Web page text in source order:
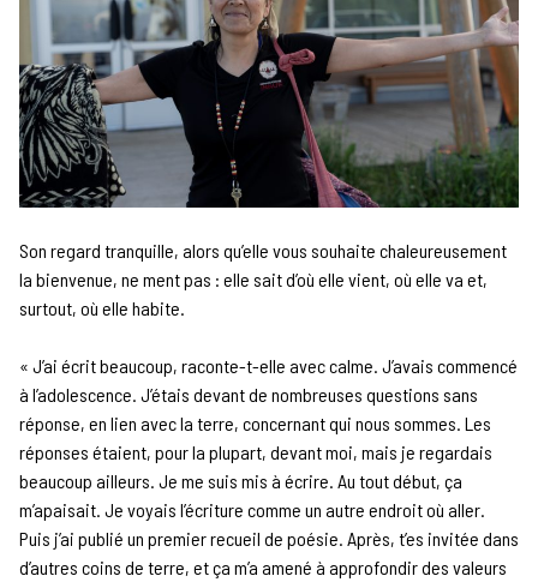
Son regard tranquille, alors qu’elle vous souhaite chaleureusement
la bienvenue, ne ment pas : elle sait d’où elle vient, où elle va et,
surtout, où elle habite.
« J’ai écrit beaucoup, raconte-t-elle avec calme. J’avais commencé
à l’adolescence. J’étais devant de nombreuses questions sans
réponse, en lien avec la terre, concernant qui nous sommes. Les
réponses étaient, pour la plupart, devant moi, mais je regardais
beaucoup ailleurs. Je me suis mis à écrire. Au tout début, ça
m’apaisait. Je voyais l’écriture comme un autre endroit où aller.
Puis j’ai publié un premier recueil de poésie. Après, t’es invitée dans
d’autres coins de terre, et ça m’a amené à approfondir des valeurs